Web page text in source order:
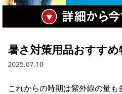
暑さ対策用品おすすめ
2025.07.10
これからの時期は紫外線の量